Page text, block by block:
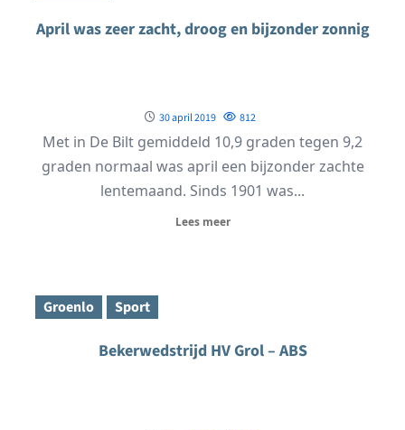
April was zeer zacht, droog en bijzonder zonnig
30 april 2019 812
Met in De Bilt gemiddeld 10,9 graden tegen 9,2
graden normaal was april een bijzonder zachte
lentemaand. Sinds 1901 was...
Lees meer
Groenlo Sport
Bekerwedstrijd HV Grol – ABS